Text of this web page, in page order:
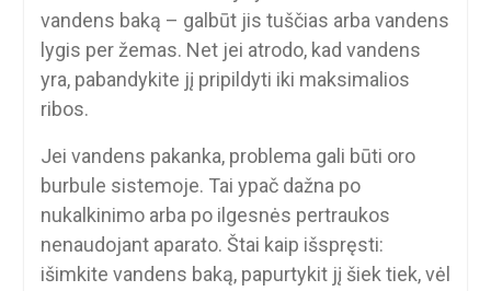
vandens baką – galbūt jis tuščias arba vandens
lygis per žemas. Net jei atrodo, kad vandens
yra, pabandykite jį pripildyti iki maksimalios
ribos.
Jei vandens pakanka, problema gali būti oro
burbule sistemoje. Tai ypač dažna po
nukalkinimo arba po ilgesnės pertraukos
nenaudojant aparato. Štai kaip išspręsti:
išimkite vandens baką, papurtykit jį šiek tiek, vėl